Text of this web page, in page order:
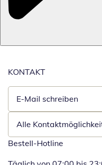
KONTAKT
E-Mail schreiben
Öffnet E-Mail-Client
Alle
Bestell-Hotline